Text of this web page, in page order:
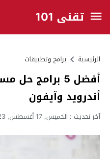
تقني 101
الرئيسية برامج وتطبيقات
أفضل 5 برامج
أندرويد وآيفون
آخر تحديث : الخميس, 17 أغسطس, 2023 - 5:51 مساءً